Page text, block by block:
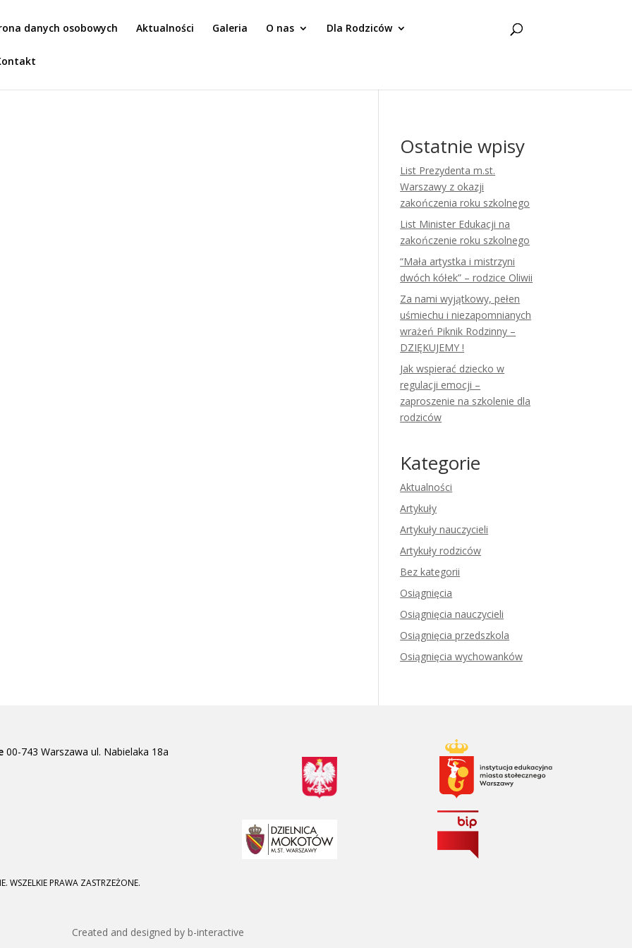
danych osobowych Aktualności Galeria O nas Dla Rodziców
Ostatnie wpisy
List Prezydenta m.st.
Warszawy z okazji
zakończenia roku szkolnego
List Minister Edukacji na
zakończenie roku szkolnego
“Mała artystka i mistrzyni
dwóch kółek” – rodzice Oliwii
Za nami wyjątkowy, pełen
uśmiechu i niezapomnianych
wrażeń Piknik Rodzinny –
DZIĘKUJEMY !
Jak wspierać dziecko w
regulacji emocji –
zaproszenie na szkolenie dla
rodziców
Kategorie
Aktualności
Artykuły
Artykuły nauczycieli
Artykuły rodziców
Bez kategorii
Osiągnięcia
Osiągnięcia nauczycieli
Osiągnięcia przedszkola
Osiągnięcia wychowanków
00-743 Warszawa ul. Nabielaka 18a
WSZELKIE PRAWA ZASTRZEŻONE.
Created and designed by b-interactive